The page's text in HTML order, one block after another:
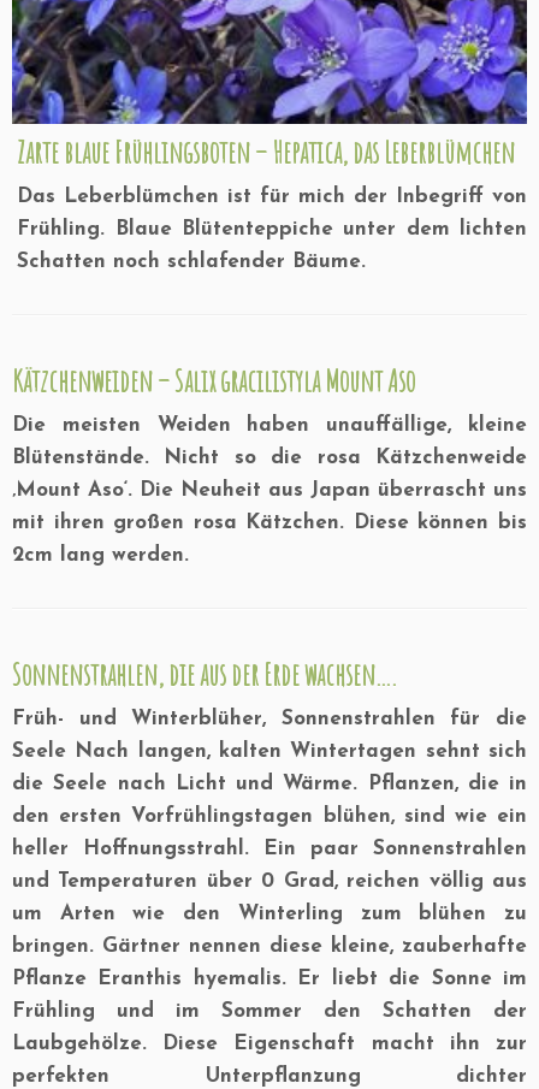
Zarte blaue Frühlingsboten – Hepatica, das Leberblümchen
Das Leberblümchen ist für mich der Inbegriff von
Frühling. Blaue Blütenteppiche unter dem lichten
Schatten noch schlafender Bäume.
Kätzchenweiden – Salix gracilistyla Mount Aso
Die meisten Weiden haben unauffällige, kleine
Blütenstände. Nicht so die rosa Kätzchenweide
‚Mount Aso‘. Die Neuheit aus Japan überrascht uns
mit ihren großen rosa Kätzchen. Diese können bis
2cm lang werden.
Sonnenstrahlen, die aus der Erde wachsen….
Früh- und Winterblüher, Sonnenstrahlen für die
Seele Nach langen, kalten Wintertagen sehnt sich
die Seele nach Licht und Wärme. Pflanzen, die in
den ersten Vorfrühlingstagen blühen, sind wie ein
heller Hoffnungsstrahl. Ein paar Sonnenstrahlen
und Temperaturen über 0 Grad, reichen völlig aus
um Arten wie den Winterling zum blühen zu
bringen. Gärtner nennen diese kleine, zauberhafte
Pflanze Eranthis hyemalis. Er liebt die Sonne im
Frühling und im Sommer den Schatten der
Laubgehölze. Diese Eigenschaft macht ihn zur
perfekten Unterpflanzung dichter